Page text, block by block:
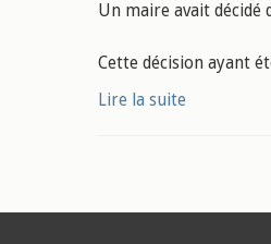
Un maire avait décidé
Cette décision ayant
Lire la suite